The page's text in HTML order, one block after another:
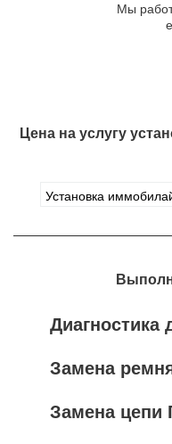
Мы
Цена на услугу
Установка
Диагностика
Замена
Замена цепи